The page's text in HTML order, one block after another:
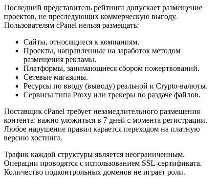
Последний представитель рейтинга допускает размещение
проектов, не преследующих коммерческую выгоду.
Пользователям cPanel нельзя размещать:
Сайты, относящиеся к компаниям.
Проекты, направленные на заработок методом
размещения рекламы.
Платформы, занимающиеся сбором пожертвований.
Сетевые магазины.
Ресурсы по вводу (выводу) реальной и Crypto-валюты.
Сервисы типа Proxy или трекеры по раздаче файлов.
Поставщик cPanel требует незамедлительного размещения
контента: важно уложиться в 7 дней с момента регистрации.
Любое нарушение правил карается переходом на платную
версию хостинга.
Трафик каждой структуры является неограниченным.
Операции проводятся с использованием SSL-сертификата.
Количество подконтрольных доменов не играет роли.